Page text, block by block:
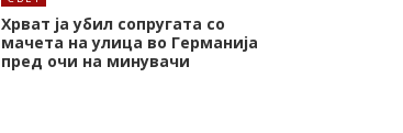
Хрват ја убил сопругата со
мачета на улица во Германија
пред очи на минувачи